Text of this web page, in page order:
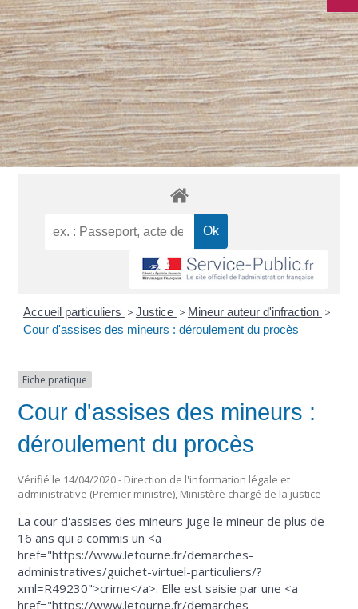
Accueil particuliers > Justice > Mineur auteur d'infraction >
Cour d'assises des mineurs : déroulement du procès
Fiche pratique
Cour d'assises des mineurs :
déroulement du procès
Vérifié le 14/04/2020 - Direction de l'information légale et
administrative (Premier ministre), Ministère chargé de la justice
La cour d'assises des mineurs juge le mineur de plus de
16 ans qui a commis un <a
href="https://www.letourne.fr/demarches-
administratives/guichet-virtuel-particuliers/?
xml=R49230">crime</a>. Elle est saisie par une <a
href="https://www.letourne.fr/demarches-